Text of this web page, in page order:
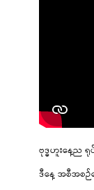
ဗုဒ္ဓဟူးနေ့ည
ဒီနေ့ အစီအစ